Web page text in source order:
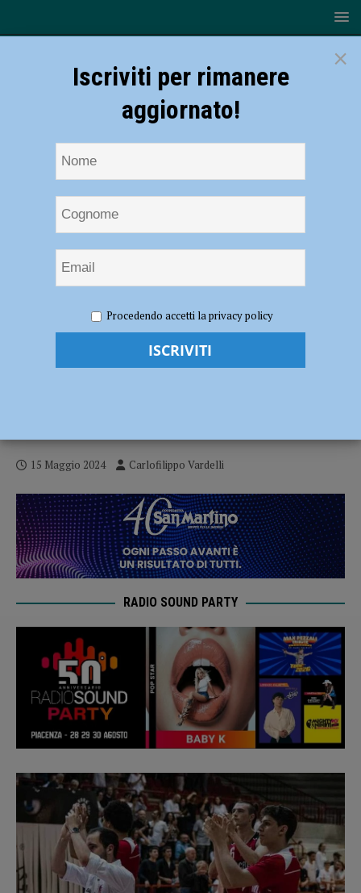
Bakery Piacenza si arrende all’ultimo tiro! Jesi vince 81-78 e vola in
semifinale – AUDIO
Serie B – La Bakery Piacenza si arrende
15 Maggio 2024 Carlofilippo Vardelli
RADIO SOUND PARTY
×
Iscriviti per rimanere
aggiornato!
Procedendo accetti la privacy policy